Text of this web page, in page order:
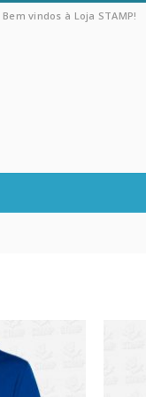
Bem vindos à Loja STAMP!